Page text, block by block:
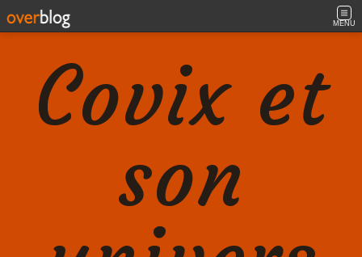
MENU
Covix et
son